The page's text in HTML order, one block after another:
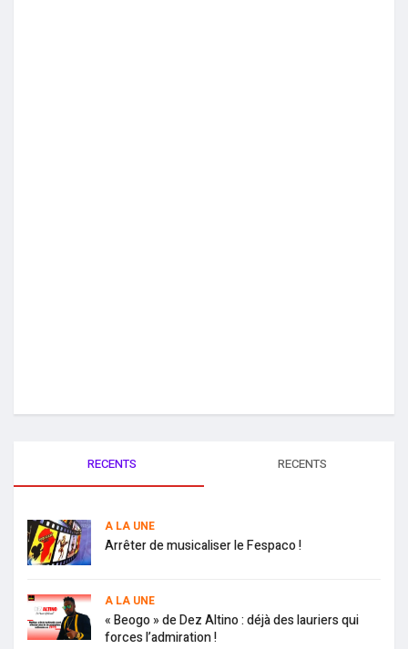
RECENTS RECENTS
A LA UNE
Arrêter de musicaliser le Fespaco !
A LA UNE
« Beogo » de Dez Altino : déjà des lauriers qui
forces l’admiration !